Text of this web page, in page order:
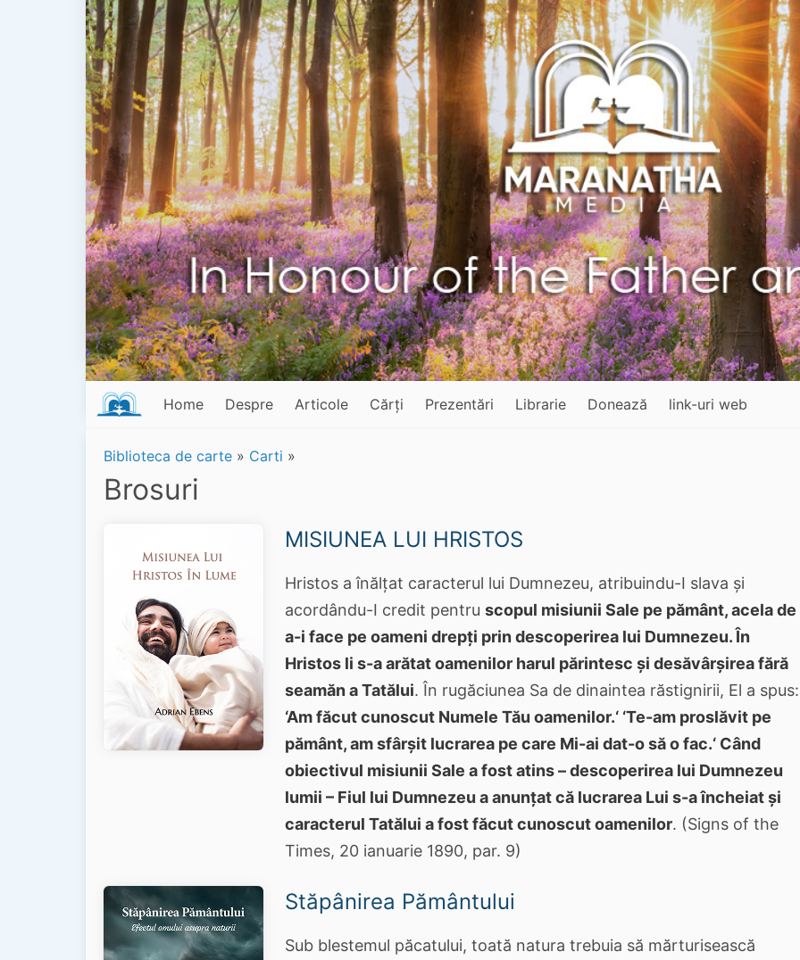
Home Despre Articole Cărți Prezentări Librarie Donează link-uri web
Biblioteca de carte » Carti »
Brosuri
MISIUNEA LUI HRISTOS
Hristos a înălțat caracterul lui Dumnezeu, atribuindu-I slava și
acordându-I credit pentruscopul misiunii Sale pe pământ, acela de
a-i face pe oameni drepți prin descoperirea lui Dumnezeu. În
Hristos li s-a arătat oamenilor harul părintesc și desăvârșirea fără
seamăn a Tatălui. În rugăciunea Sa de dinaintea răstignirii, El a spus:
‘Am făcut cunoscut Numele Tău oamenilor.‘ ‘Te-am proslăvit pe
pământ, am sfârșit lucrarea pe care Mi-ai dat-o să o fac.‘ Când
obiectivul misiunii Sale a fost atins – descoperirea lui Dumnezeu
lumii – Fiul lui Dumnezeu a anunțat că lucrarea Lui s-a încheiat și
caracterul Tatălui a fost făcut cunoscut oamenilor. (Signs of the
Times, 20 ianuarie 1890, par. 9)
Stăpânirea Pământului
Sub blestemul păcatului, toată natura trebuia să mărturisească